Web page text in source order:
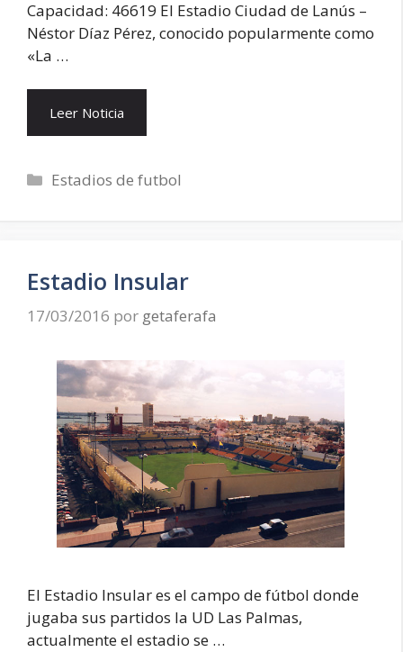
Capacidad: 46619 El Estadio Ciudad de Lanús –
Néstor Díaz Pérez, conocido popularmente como
«La …
Leer Noticia
Categorías
Estadios de futbol
Estadio Insular
17/03/2016 por getaferafa
El Estadio Insular es el campo de fútbol donde
jugaba sus partidos la UD Las Palmas,
actualmente el estadio se …